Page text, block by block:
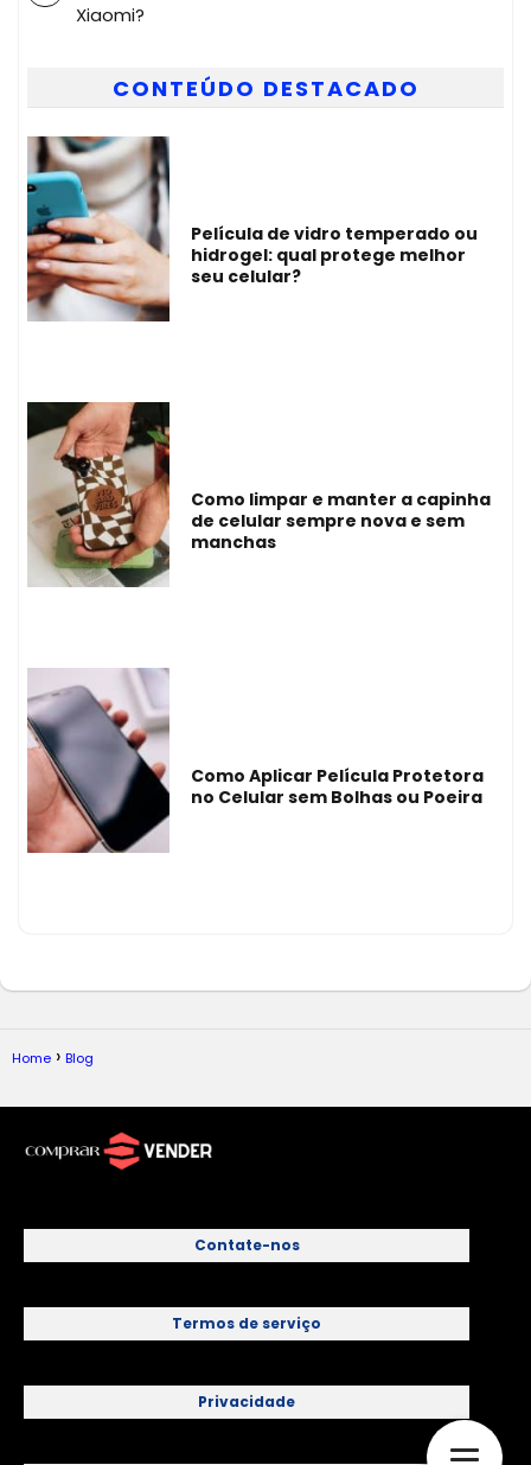
Xiaomi?
CONTEÚDO DESTACADO
Película de vidro temperado ou
hidrogel: qual protege melhor
seu celular?
Como limpar e manter a capinha
de celular sempre nova e sem
manchas
Como Aplicar Película Protetora
no Celular sem Bolhas ou Poeira
Home Blog
Contate-nos
Termos de serviço
Privacidade